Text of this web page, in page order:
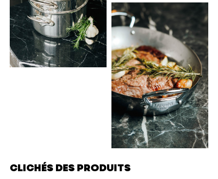
CLICHÉS DES PRODUITS